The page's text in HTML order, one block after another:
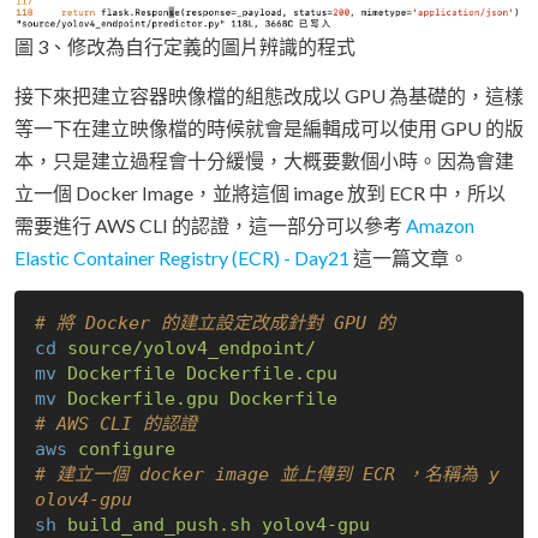
圖 3、修改為自行定義的圖片辨識的程式
接下來把建立容器映像檔的組態改成以 GPU 為基礎的，這樣
等一下在建立映像檔的時候就會是編輯成可以使用 GPU 的版
本，只是建立過程會十分緩慢，大概要數個小時。因為會建
立一個 Docker Image，並將這個 image 放到 ECR 中，所以
需要進行 AWS CLI 的認證，這一部分可以參考 Amazon
Elastic Container Registry (ECR) - Day21 這一篇文章。
# 將 Docker 的建立設定改成針對 GPU 的
cd
source/yolov4_endpoint/
mv
Dockerfile Dockerfile.cpu
mv
Dockerfile.gpu Dockerfile
# AWS CLI 的認證
aws
configure
# 建立一個 docker image 並上傳到 ECR ，名稱為 y
olov4-gpu
sh
build_and_push.sh yolov4-gpu